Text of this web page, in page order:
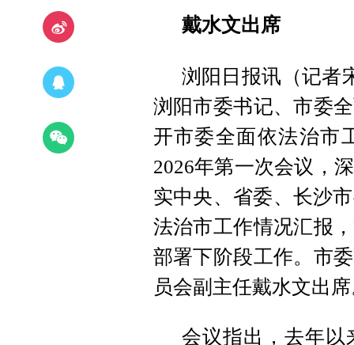
戴水文出席
浏阳日报讯（记者
浏阳市委书记、市委
开市委全面依法治市
2026年第一次会议，
实中央、省委、长沙
法治市工作情况汇报
部署下阶段工作。市
员会副主任戴水文出
会议指出，去年以